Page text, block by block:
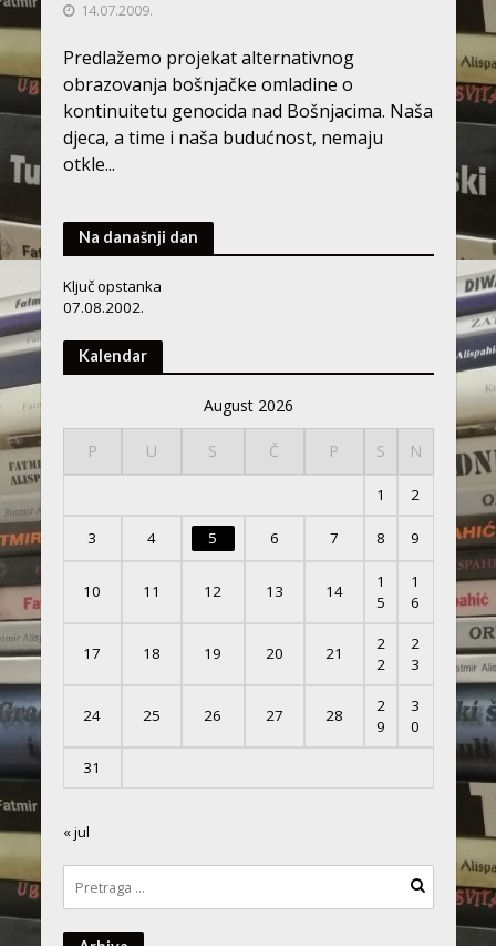
14.07.2009.
Predlažemo projekat alternativnog
obrazovanja bošnjačke omladine o
kontinuitetu genocida nad Bošnjacima. Naša
djeca, a time i naša budućnost, nemaju
otkle...
Na današnji dan
Ključ opstanka
07.08.2002.
Kalendar
August 2026
P U S Č P S N
1 2
3 4 5 6 7 8 9
10 11 12 13 14
1
5
1
6
17 18 19 20 21
2
2
2
3
24 25 26 27 28
2
9
3
0
31
« jul